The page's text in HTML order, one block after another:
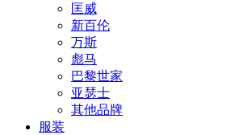
匡威
新百伦
万斯
彪马
巴黎世家
亚瑟士
其他品牌
服装